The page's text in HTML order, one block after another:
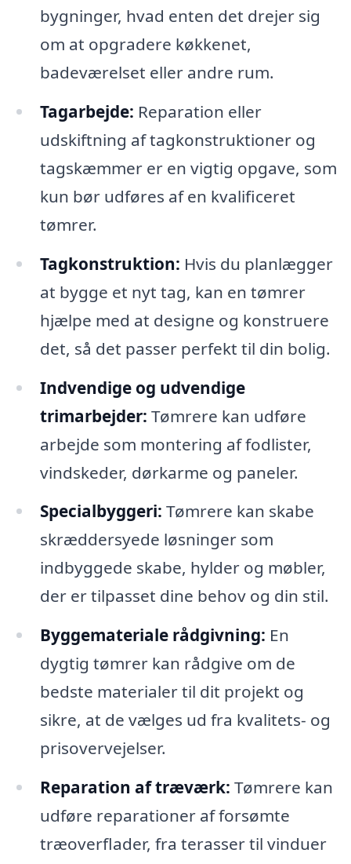
bygninger, hvad enten det drejer sig
om at opgradere køkkenet,
badeværelset eller andre rum.
Tagarbejde: Reparation eller
udskiftning af tagkonstruktioner og
tagskæmmer er en vigtig opgave, som
kun bør udføres af en kvalificeret
tømrer.
Tagkonstruktion: Hvis du planlægger
at bygge et nyt tag, kan en tømrer
hjælpe med at designe og konstruere
det, så det passer perfekt til din bolig.
Indvendige og udvendige
trimarbejder: Tømrere kan udføre
arbejde som montering af fodlister,
vindskeder, dørkarme og paneler.
Specialbyggeri: Tømrere kan skabe
skræddersyede løsninger som
indbyggede skabe, hylder og møbler,
der er tilpasset dine behov og din stil.
Byggemateriale rådgivning: En
dygtig tømrer kan rådgive om de
bedste materialer til dit projekt og
sikre, at de vælges ud fra kvalitets- og
prisovervejelser.
Reparation af træværk: Tømrere kan
udføre reparationer af forsømte
træoverflader, fra terasser til vinduer